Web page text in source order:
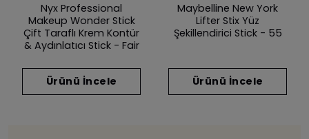
Nyx Professional
Makeup Wonder Stick
Çift Taraflı Krem Kontür
& Aydınlatıcı Stick - Fair
Ürünü İncele
Maybelline New York
Lifter Stix Yüz
Şekillendirici Stick - 55
Ürünü İncele